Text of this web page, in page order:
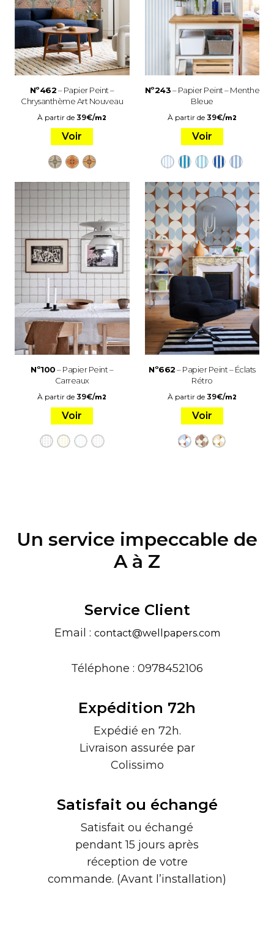
Nº462– Papier Peint –
Chrysanthème Art Nouveau
À partir de39€/m2
Voir
Nº243– Papier Peint – Menthe
Bleue
À partir de 39€/m2
Voir
Nº100– Papier Peint –
Carreaux
À partir de39€/m2
Voir
Nº662– Papier Peint – Éclats
Rétro
À partir de 39€/m2
Voir
Un service impeccable de
A à Z
Service Client
Email : contact@wellpapers.com
Téléphone : 0978452106
Expédition 72h
Expédié en 72h.
Livraison assurée par
Colissimo
Satisfait ou échangé
Satisfait ou échangé
pendant 15 jours après
réception de votre
commande. (Avant l’installation)